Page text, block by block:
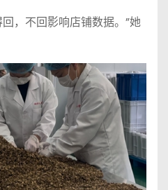
，不回影响店铺数据。”她